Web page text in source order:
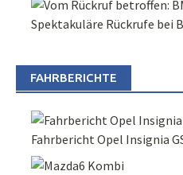
Spektakuläre Rückrufe bei
FAHRBERICHTE
Fahrbericht Opel Insignia